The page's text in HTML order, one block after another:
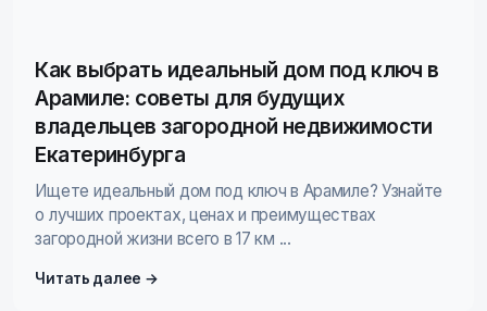
Как выбрать идеальный дом под ключ в
Арамиле: советы для будущих
владельцев загородной недвижимости
Екатеринбурга
Ищете идеальный дом под ключ в Арамиле? Узнайте
о лучших проектах, ценах и преимуществах
загородной жизни всего в 17 км ...
Читать далее →